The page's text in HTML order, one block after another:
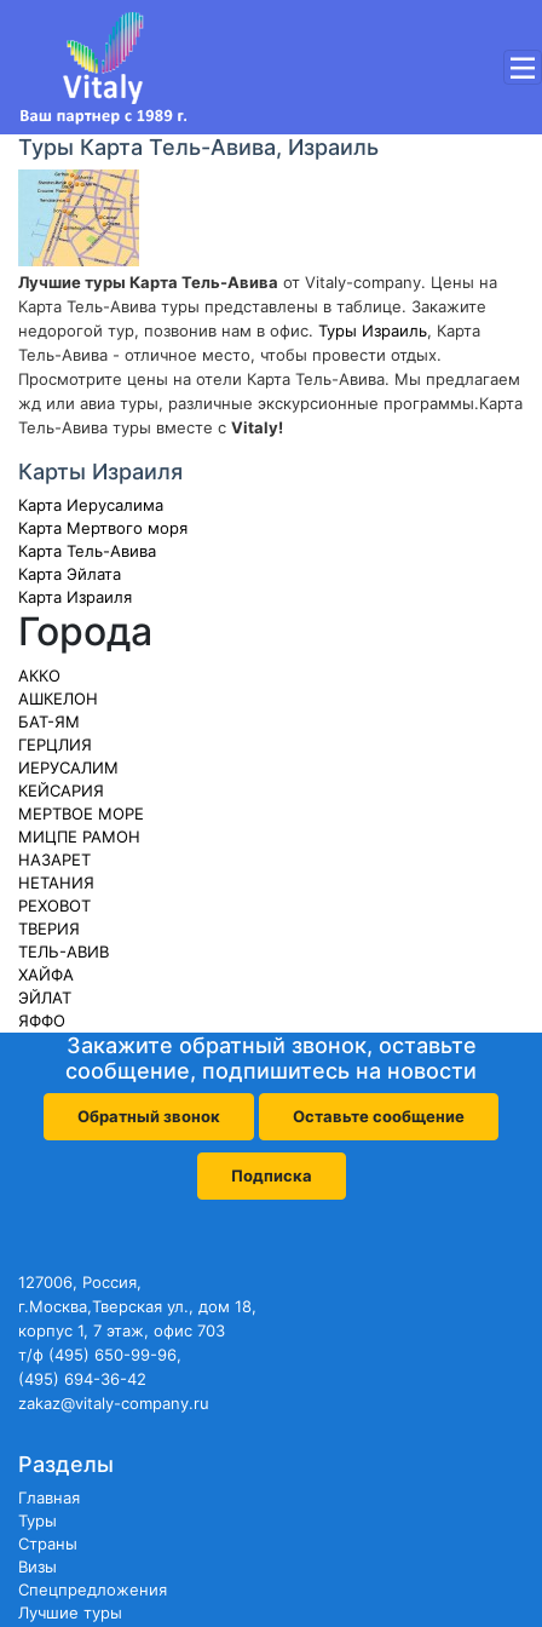
Карты Израиля
Карта Иерусалима
Карта Мертвого моря
Карта Тель-Авива
Карта Эйлата
Карта Израиля
Города
АККО
АШКЕЛОН
БАТ-ЯМ
ГЕРЦЛИЯ
ИЕРУСАЛИМ
КЕЙСАРИЯ
МЕРТВОЕ МОРЕ
МИЦПЕ РАМОН
НАЗАРЕТ
НЕТАНИЯ
РЕХОВОТ
ТВЕРИЯ
ТЕЛЬ-АВИВ
ХАЙФА
ЭЙЛАТ
ЯФФО
Туры Карта Тель-Авива, Израиль
Лучшие туры Карта Тель-Авива от Vitaly-company. Цены на
Карта Тель-Авива туры представлены в таблице. Закажите
недорогой тур, позвонив нам в офис. Туры Израиль, Карта
Тель-Авива - отличное место, чтобы провести отдых.
Просмотрите цены на отели Карта Тель-Авива. Мы предлагаем
жд или авиа туры, различные экскурсионные программы.Карта
Тель-Авива туры вместе с Vitaly!
Закажите обратный звонок, оставьте
сообщение, подпишитесь на новости
Обратный звонок Оставьте сообщение
Подписка
127006, Россия,
г.Москва,Тверская ул., дом 18,
корпус 1, 7 этаж, офис 703
т/ф (495) 650-99-96,
(495) 694-36-42
zakaz@vitaly-company.ru
Разделы
Главная
Туры
Страны
Визы
Спецпредложения
Лучшие туры